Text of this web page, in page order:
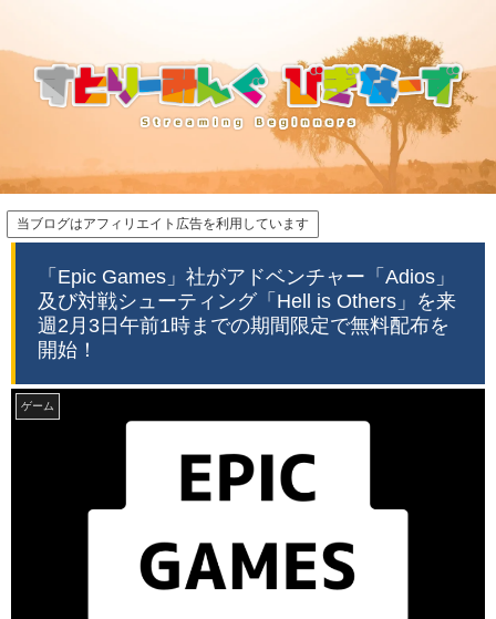
当ブログはアフィリエイト広告を利用しています
「Epic Games」社がアドベンチャー「Adios」
及び対戦シューティング「Hell is Others」を来
週2月3日午前1時までの期間限定で無料配布を
開始！
ゲーム